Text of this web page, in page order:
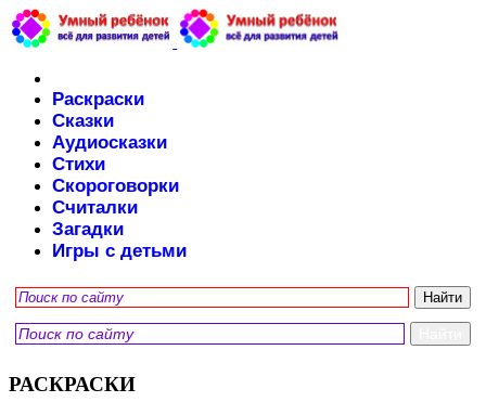
Раскраски
Сказки
Аудиосказки
Стихи
Скороговорки
Считалки
Загадки
Игры с детьми
РАСКРАСКИ